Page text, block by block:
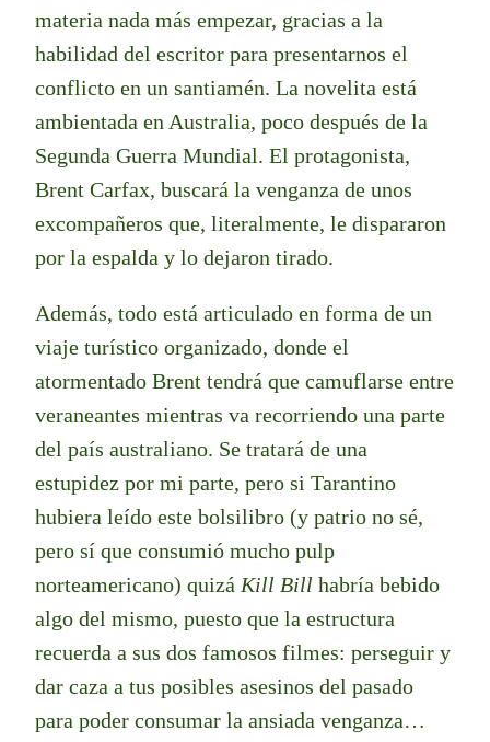
materia nada más empezar, gracias a la
habilidad del escritor para presentarnos el
conflicto en un santiamén. La novelita está
ambientada en Australia, poco después de la
Segunda Guerra Mundial. El protagonista,
Brent Carfax, buscará la venganza de unos
excompañeros que, literalmente, le dispararon
por la espalda y lo dejaron tirado.
Además, todo está articulado en forma de un
viaje turístico organizado, donde el
atormentado Brent tendrá que camuflarse entre
veraneantes mientras va recorriendo una parte
del país australiano. Se tratará de una
estupidez por mi parte, pero si Tarantino
hubiera leído este bolsilibro (y patrio no sé,
pero sí que consumió mucho pulp
norteamericano) quizá Kill Bill habría bebido
algo del mismo, puesto que la estructura
recuerda a sus dos famosos filmes: perseguir y
dar caza a tus posibles asesinos del pasado
para poder consumar la ansiada venganza…